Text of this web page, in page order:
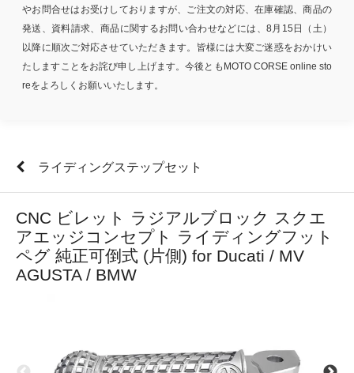
やお問合せはお受けしておりますが、ご注文の対応、在庫確認、商品の
発送、資料請求、商品に関するお問い合わせなどには、8月15日（土）
以降に順次ご対応させていただきます。皆様には大変ご迷惑をおかけい
たしますことをお詫び申し上げます。今後ともMOTO CORSE online sto
reをよろしくお願いいたします。
ライディングステップセット
CNC ビレット ラジアルブロック スクエ
アエッジコンセプト ライディングフット
ペグ 純正可倒式 (片側) for Ducati / MV
AGUSTA / BMW